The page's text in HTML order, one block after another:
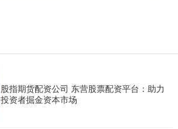
股指期货配资公司 东营股票配资平台：助力
投资者掘金资本市场